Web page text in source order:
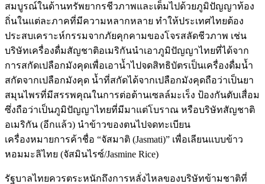
สมบูรณ์ในด้านทรัพยากรชีวภาพและเต็มไปด้วยภูมิปัญญาท้อง
ถิ่นในแต่ละภาคที่มีความหลากหลาย ทำให้ประเทศไทยต้อง
ประสบเคราะห์กรรมจากภัยคุกคามของโจรสลัดชีวภาพ เช่น
บริษัทเครื่องดื่มสัญชาติอเมริกันนำเอาภูมิปัญญาไทยที่ได้จาก
การสกัดเปลือกมังคุดเพื่อเอาน้ำไปจดสิทธิบัตรเป็นเครื่องดื่มน้ำ
สกัดจากเปลือกมังคุด น้ำที่สกัดได้จากเปลือกมังคุดถือว่าเป็นยา
สมุนไพรที่มีสรรพคุณในการต่อต้านเซลล์มะเร็ง ป้องกันตับเสื่อม
ซึ่งถือว่าเป็นภูมิปัญญาไทยที่มีมาแต่โบราณ หรือบริษัทสัญชาติ
อเมริกัน (อีกแล้ว) นำข้าวของตนไปจดทะเบียน
เครื่องหมายการค้าชื่อ “จัสมาติ (Jasmati)” เพื่อเลียนแบบข้าว
หอมมะลิไทย (จัสมินไรซ์/Jasmine Rice)
รัฐบาลไทยควรตระหนักถึงการหลั่งไหลของบริษัทข้ามชาติที่